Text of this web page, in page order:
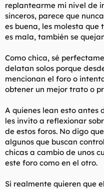
replantearme mi nivel de
sinceros, parece que
es buena, les molesta
es mala, también se
Como chica, sé
delatan solos porque
mencionan el foro o
obtener un mejor trato o
A quienes lean esto antes
les invito a reflexionar
de estos foros. No digo
algunos que buscan
chicas a cambio de unos
este foro como en el otro.
Si realmente quieren que